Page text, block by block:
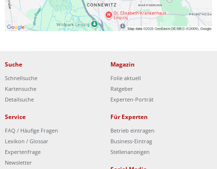
Suche
Schnellsuche
Kartensuche
Detailsuche
Magazin
Folie aktuell
Ratgeber
Experten-Porträt
Service
FAQ / Häufige Fragen
Lexikon / Glossar
Expertenfrage
Newsletter
Für Experten
Betrieb eintragen
Business-Eintrag
Stellenanzeigen